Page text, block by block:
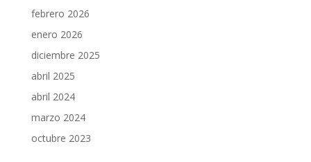
febrero 2026
enero 2026
diciembre 2025
abril 2025
abril 2024
marzo 2024
octubre 2023